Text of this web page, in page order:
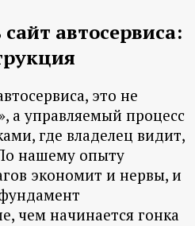
автосервиса:
это не
а управляемый процесс
где владелец видит,
нашему опыту
экономит и нервы, и
чем начинается гонка